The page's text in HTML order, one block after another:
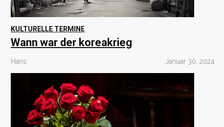
KULTURELLE TERMINE
Wann war der koreakrieg
Hans Januar 30, 2024